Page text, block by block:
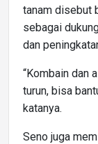
tanam disebut
sebagai
dan
“Kombain dan
turun, bisa
katanya.
Seno juga